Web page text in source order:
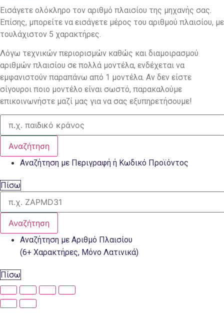
Εισάγετε ολόκληρο τον αριθμό πλαισίου της μηχανής σας.
Επίσης, μπορείτε να εισάγετε μέρος του αριθμού πλαισίου, με
τουλάχιστον 5 χαρακτήρες.
Λόγω τεχνικών περιορισμών καθώς και διαμοιρασμού
αριθμών πλαισίου σε πολλά μοντέλα, ενδέχεται να
εμφανιστούν παραπάνω από 1 μοντέλα. Αν δεν είστε
σίγουροι ποιο μοντέλο είναι σωστό, παρακαλούμε
επικοινωνήστε μαζί μας για να σας εξυπηρετήσουμε!
Αναζήτηση
Αναζήτηση με Περιγραφή ή Κωδικό Προϊόντος
Πίσω
Αναζήτηση
Αναζήτηση με Αριθμό Πλαισίου
(6+ Χαρακτήρες, Μόνο Λατινικά)
Πίσω